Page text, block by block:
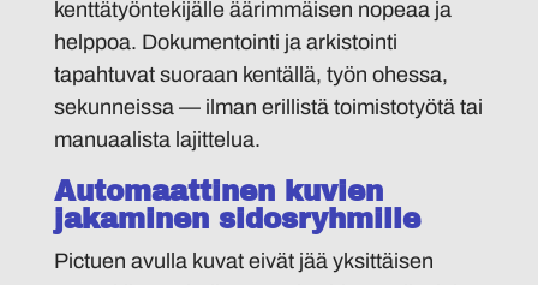
kenttätyöntekijälle äärimmäisen nopeaa ja
helppoa. Dokumentointi ja arkistointi
tapahtuvat suoraan kentällä, työn ohessa,
sekunneissa — ilman erillistä toimistotyötä tai
manuaalista lajittelua.
Automaattinen kuvien
jakaminen sidosryhmille
Pictuen avulla kuvat eivät jää yksittäisen